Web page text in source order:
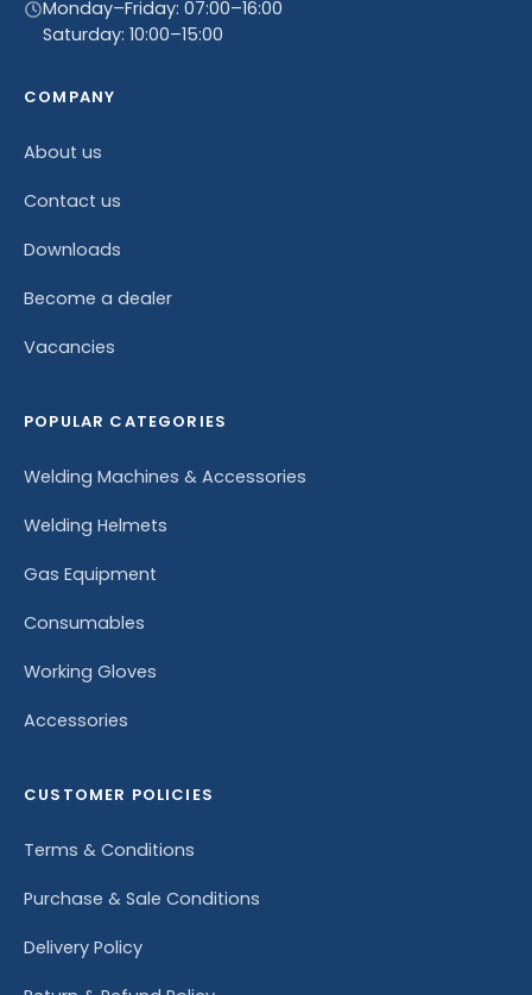
Monday–Friday: 07:00–16:00
Saturday: 10:00–15:00
COMPANY
About us
Contact us
Downloads
Become a dealer
Vacancies
POPULAR CATEGORIES
Welding Machines & Accessories
Welding Helmets
Gas Equipment
Consumables
Working Gloves
Accessories
CUSTOMER POLICIES
Terms & Conditions
Purchase & Sale Conditions
Delivery Policy